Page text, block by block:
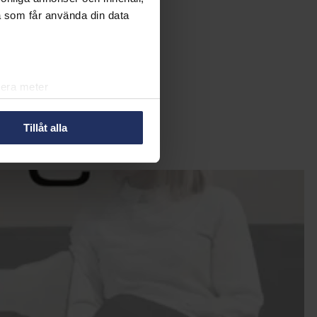
får använda din data
meter
. Du kan ändra
oss att du känner till de
om dig för olika
välja att välja vilken
Tillåt alla